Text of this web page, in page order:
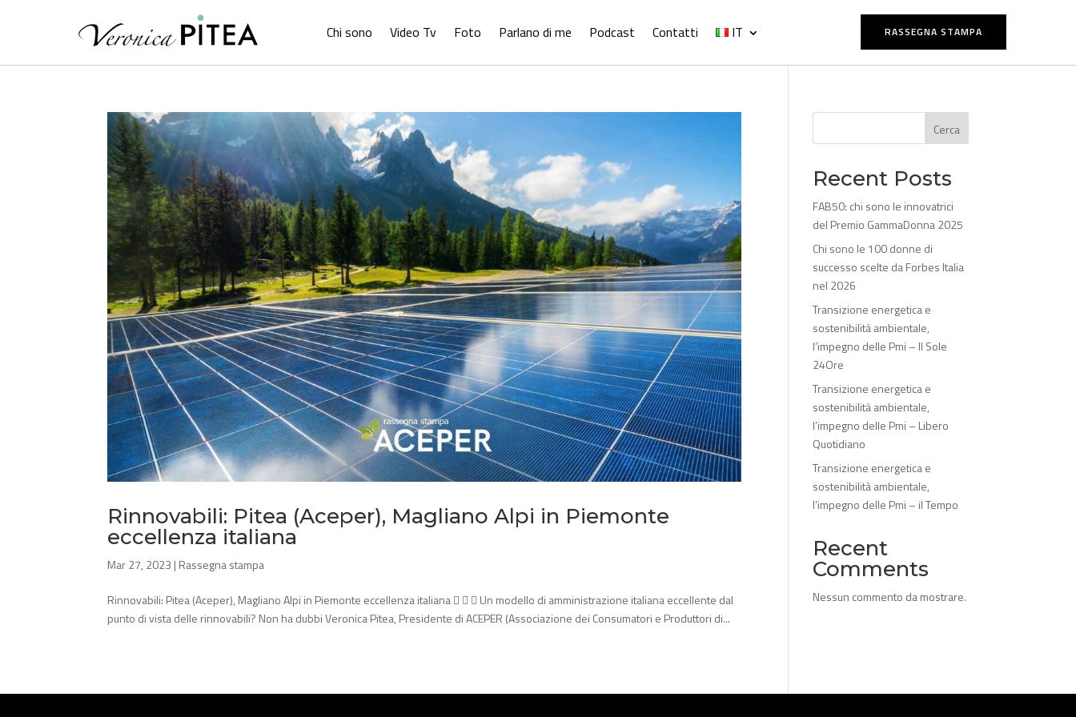
Chi sono Video Tv Foto Parlano di me Podcast Contatti IT RASSEGNA STAMPA
Rinnovabili: Pitea (Aceper), Magliano Alpi in Piemonte
eccellenza italiana
Mar 27, 2023 | Rassegna stampa
Rinnovabili: Pitea (Aceper), Magliano Alpi in Piemonte eccellenza italiana    Un modello di amministrazione italiana eccellente dal
punto di vista delle rinnovabili? Non ha dubbi Veronica Pitea, Presidente di ACEPER (Associazione dei Consumatori e Produttori di...
Cerca
Recent Posts
FAB50: chi sono le innovatrici
del Premio GammaDonna 2025
Chi sono le 100 donne di
successo scelte da Forbes Italia
nel 2026
Transizione energetica e
sostenibilità ambientale,
l’impegno delle Pmi – Il Sole
24Ore
Transizione energetica e
sostenibilità ambientale,
l’impegno delle Pmi – Libero
Quotidiano
Transizione energetica e
sostenibilità ambientale,
l’impegno delle Pmi – il Tempo
Recent
Comments
Nessun commento da mostrare.